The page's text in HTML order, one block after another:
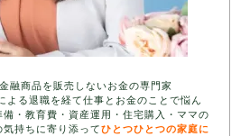
融商品を販売しないお金の専門家
よる退職を経て仕事とお金のことで悩ん
・教育費・資産運用・住宅購入・ママの
気持ちに寄り添ってひとつひとつの家庭に